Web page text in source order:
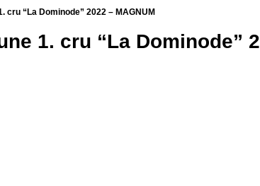
“La Dominode” 2022 – MAGNUM
1. cru “La Dominode”